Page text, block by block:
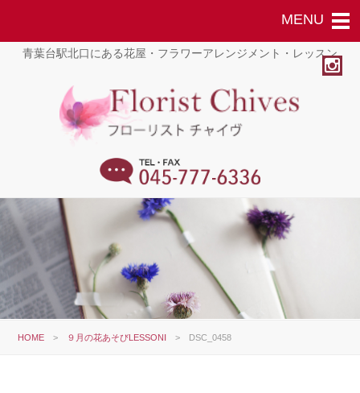
青葉台駅北口にある花屋・フラワーアレンジメント・レッスン
HOME > ９月の花あそびLESSONⅠ > DSC_0458